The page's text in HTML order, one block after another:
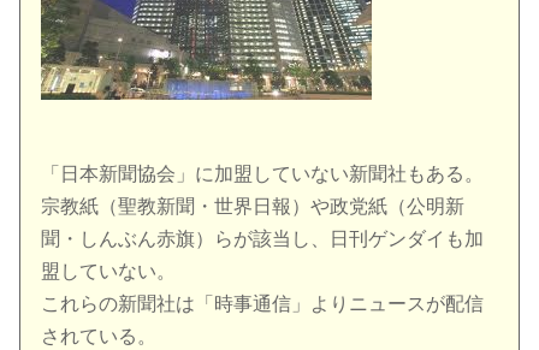
「日本新聞協会」に加盟していない新聞社もある。
宗教紙（聖教新聞・世界日報）や政党紙（公明新
聞・しんぶん赤旗）らが該当し、日刊ゲンダイも加
盟していない。
これらの新聞社は「時事通信」よりニュースが配信
されている。